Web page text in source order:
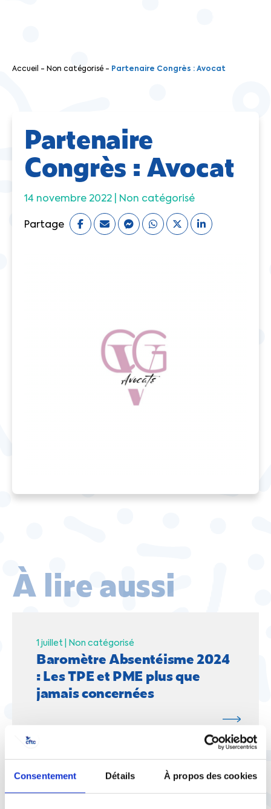
Consentement Détails À propos des cookies
Accueil - Non catégorisé - Partenaire Congrès : Avocat
Partenaire
Congrès : Avocat
14 novembre 2022 | Non catégorisé
Partage
À lire aussi
1 juillet | Non catégorisé
Baromètre Absentéisme 2024
: Les TPE et PME plus que
jamais concernées
Gouvernance et organisation